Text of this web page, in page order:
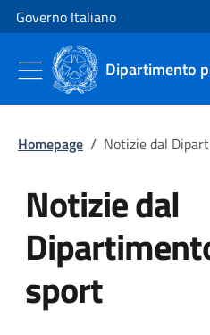
Vai al contenuto
Vai alla navigazione del sito
Governo Italiano
Dipartimento
Homepage / Notizie dal
Notizie dal
sport